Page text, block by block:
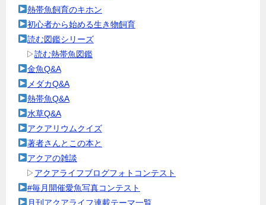
熱帯魚飼育のキホン
初心者から始める生き物飼育
読む図鑑シリーズ
▷読む熱帯魚図鑑
金魚Q&A
メダカQ&A
熱帯魚Q&A
水草Q&A
アクアリウムクイズ
著者さんとこの本と
アクアの雑談
▷ アクアライフブログフォトコンテスト
#毎月開催愛魚写真コンテスト
月刊アクアライフ連載テーマ一覧